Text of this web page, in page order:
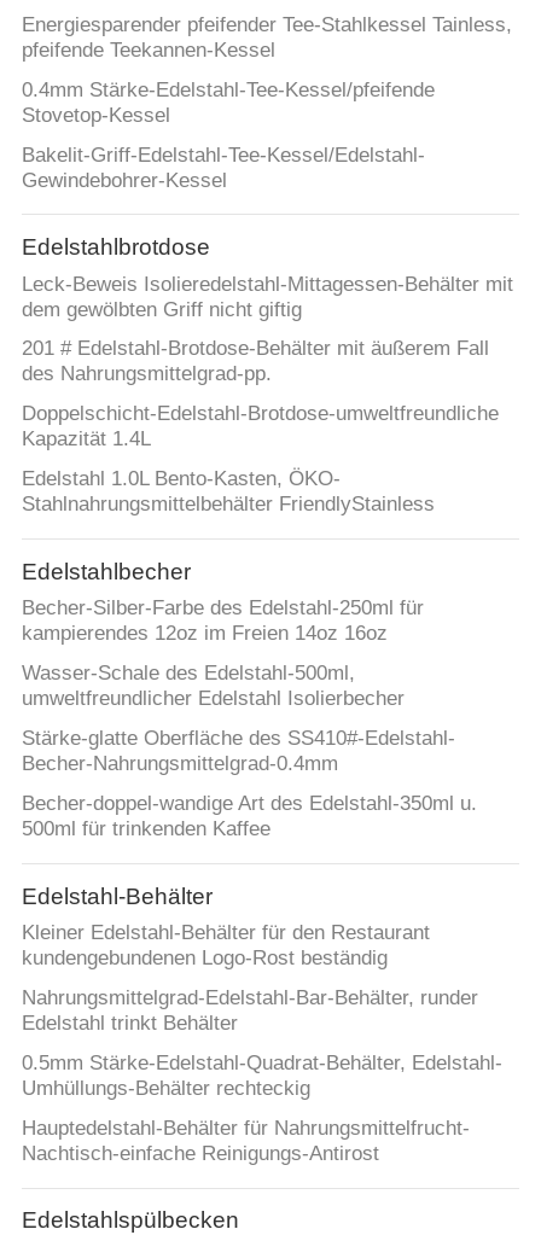
Energiesparender pfeifender Tee-Stahlkessel Tainless,
pfeifende Teekannen-Kessel
0.4mm Stärke-Edelstahl-Tee-Kessel/pfeifende
Stovetop-Kessel
Bakelit-Griff-Edelstahl-Tee-Kessel/Edelstahl-
Gewindebohrer-Kessel
Edelstahlbrotdose
Leck-Beweis Isolieredelstahl-Mittagessen-Behälter mit
dem gewölbten Griff nicht giftig
201 # Edelstahl-Brotdose-Behälter mit äußerem Fall
des Nahrungsmittelgrad-pp.
Doppelschicht-Edelstahl-Brotdose-umweltfreundliche
Kapazität 1.4L
Edelstahl 1.0L Bento-Kasten, ÖKO-
Stahlnahrungsmittelbehälter FriendlyStainless
Edelstahlbecher
Becher-Silber-Farbe des Edelstahl-250ml für
kampierendes 12oz im Freien 14oz 16oz
Wasser-Schale des Edelstahl-500ml,
umweltfreundlicher Edelstahl Isolierbecher
Stärke-glatte Oberfläche des SS410#-Edelstahl-
Becher-Nahrungsmittelgrad-0.4mm
Becher-doppel-wandige Art des Edelstahl-350ml u.
500ml für trinkenden Kaffee
Edelstahl-Behälter
Kleiner Edelstahl-Behälter für den Restaurant
kundengebundenen Logo-Rost beständig
Nahrungsmittelgrad-Edelstahl-Bar-Behälter, runder
Edelstahl trinkt Behälter
0.5mm Stärke-Edelstahl-Quadrat-Behälter, Edelstahl-
Umhüllungs-Behälter rechteckig
Hauptedelstahl-Behälter für Nahrungsmittelfrucht-
Nachtisch-einfache Reinigungs-Antirost
Edelstahlspülbecken